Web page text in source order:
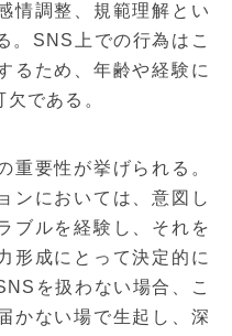
情調整、規範理解とい
。SNS上での行為はこ
るため、年齢や経験に
である。
重要性が挙げられる。
ンにおいては、意図し
ブルを経験し、それを
形成にとって決定的に
を扱わない場合、こ
かない場で生起し、深